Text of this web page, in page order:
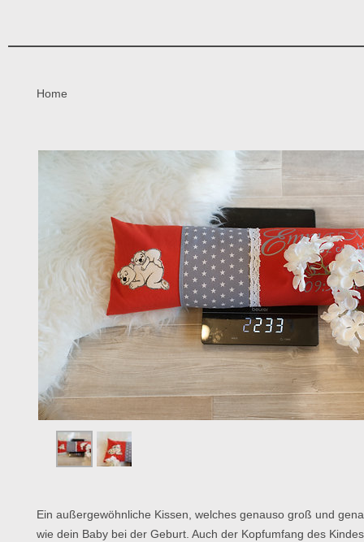
Home
Ein außergewöhnliche Kissen, welches genauso groß und
wie dein Baby bei der Geburt. Auch der Kopfumfang des